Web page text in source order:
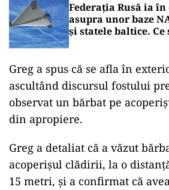
Federația Rusă ia
asupra unor baze
și statele baltice.
Greg a spus că se afla în
ascultând discursul fostului
observat un bărbat pe
din apropiere.
Greg a detaliat că a văzut
acoperișul clădirii, la o
15 metri, și a confirmat că